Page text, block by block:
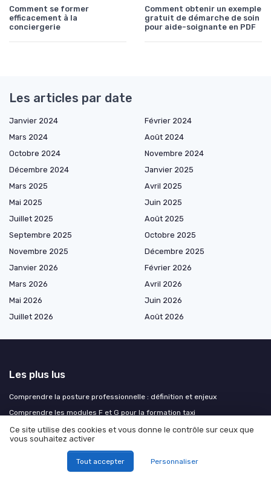
Comment se former
efficacement à la
conciergerie
Comment obtenir un exemple
gratuit de démarche de soin
pour aide-soignante en PDF
Les articles par date
Janvier 2024
Février 2024
Mars 2024
Août 2024
Octobre 2024
Novembre 2024
Décembre 2024
Janvier 2025
Mars 2025
Avril 2025
Mai 2025
Juin 2025
Juillet 2025
Août 2025
Septembre 2025
Octobre 2025
Novembre 2025
Décembre 2025
Janvier 2026
Février 2026
Mars 2026
Avril 2026
Mai 2026
Juin 2026
Juillet 2026
Août 2026
Les plus lus
Comprendre la posture professionnelle : définition et enjeux
Comprendre les modules F et G pour la formation taxi
Optimisez vos révisions : créer des fiches à partir de PDF
Comment bénéficier d'une formation en magnétisme financée par le CPF
Comment se préparer gratuitement au concours infirmier : conseils et
ressources accessibles
Ce site utilise des cookies et vous donne le contrôle sur ceux que
vous souhaitez activer
Tout accepter Personnaliser